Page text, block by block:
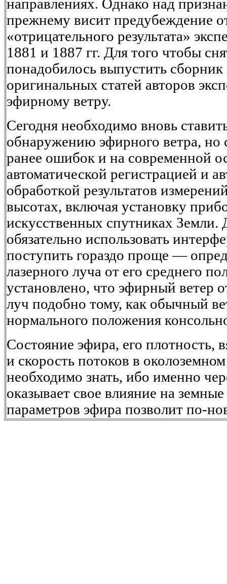
направлениях. Однако над
прежнему висит предубеждение
«отрицательного результата»
1881 и 1887 гг. Для того чтобы
понадобилось выпустить сборник
оригинальных статей авторов
эфирному ветру.
Сегодня необходимо вновь
обнаружению эфирного ветра,
ранее ошибок и на современной
автоматической регистрацией и
обработкой результатов
высотах, включая установку
искусственных спутниках Земли.
обязательно использовать
поступить гораздо проще —
лазерного луча от его среднего
установлено, что эфирный ветер
луч подобно тому, как обычный
нормального положения
Состояние эфира, его плотность,
и скорость потоков в
необходимо знать, ибо именно
оказывает свое влияние на
параметров эфира позволит по-